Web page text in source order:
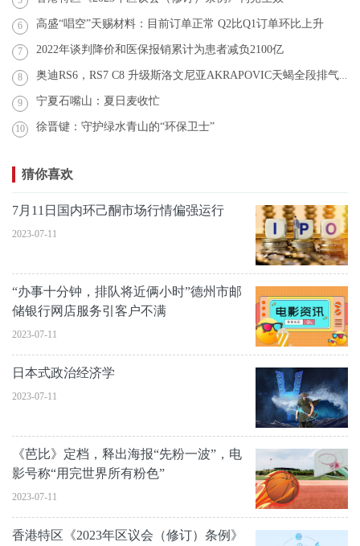
6 高盛“唱空”天赐材料：目前订单正常 Q2比Q1订单环比上升
7 2022年谈判降价和医保报销累计为患者减负2100亿
8 奥迪RS6，RS7 C8 升级斯洛文尼亚AKRAPOVIC天蝎全段排气和EVENTURI进气
9 宁夏石嘴山：夏日麦收忙
10 徐晋键：守护绿水青山的“环保卫士”
猜你喜欢
7月11日国内环己酮市场行情偏强运行
2023-07-11
“办事十分钟，排队将近俩小时”德州市邮
储银行网店服务引客户不满
2023-07-11
日本式政治经济学
2023-07-11
《芭比》定档，释出海报“先粉一波”，电
影号称“用完世界所有粉色”
2023-07-11
香港特区《2023年区议会（修订）条例》